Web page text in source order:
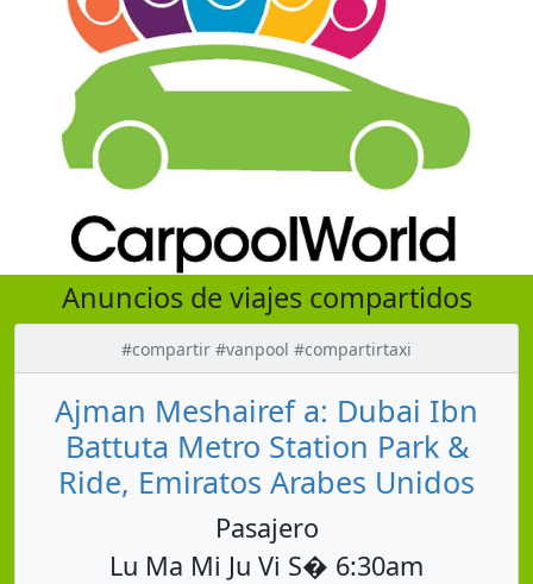
Anuncios de viajes compartidos
#compartir #vanpool #compartirtaxi
Ajman Meshairef a: Dubai Ibn
Battuta Metro Station Park &
Ride, Emiratos Arabes Unidos
Pasajero
Lu Ma Mi Ju Vi S� 6:30am